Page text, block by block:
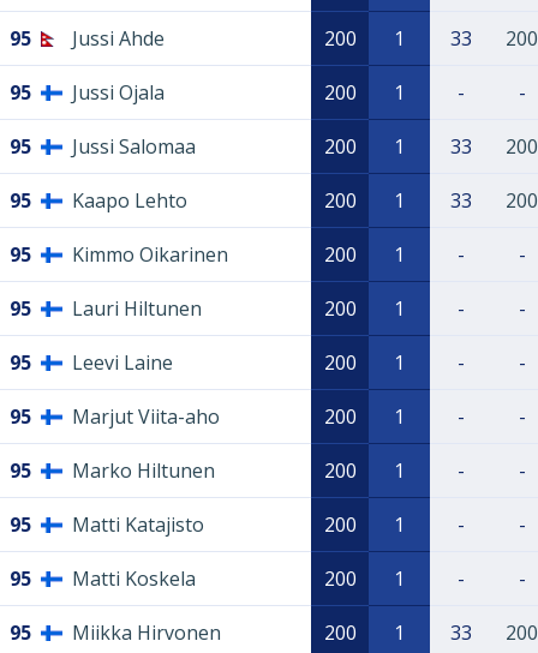
95 Jussi Ahde 200 1 33 200
95 Jussi Ojala 200 1 - -
95 Jussi Salomaa 200 1 33 200
95 Kaapo Lehto 200 1 33 200
95 Kimmo Oikarinen 200 1 - -
95 Lauri Hiltunen 200 1 - -
95 Leevi Laine 200 1 - -
95 Marjut Viita-aho 200 1 - -
95 Marko Hiltunen 200 1 - -
95 Matti Katajisto 200 1 - -
95 Matti Koskela 200 1 - -
95 Miikka Hirvonen 200 1 33 200